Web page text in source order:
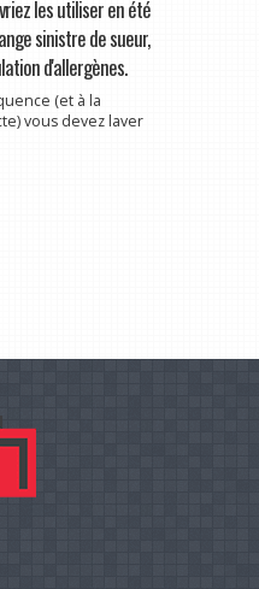
les utiliser en été
sinistre de sueur,
d'allergènes.
(et à la
vous devez laver